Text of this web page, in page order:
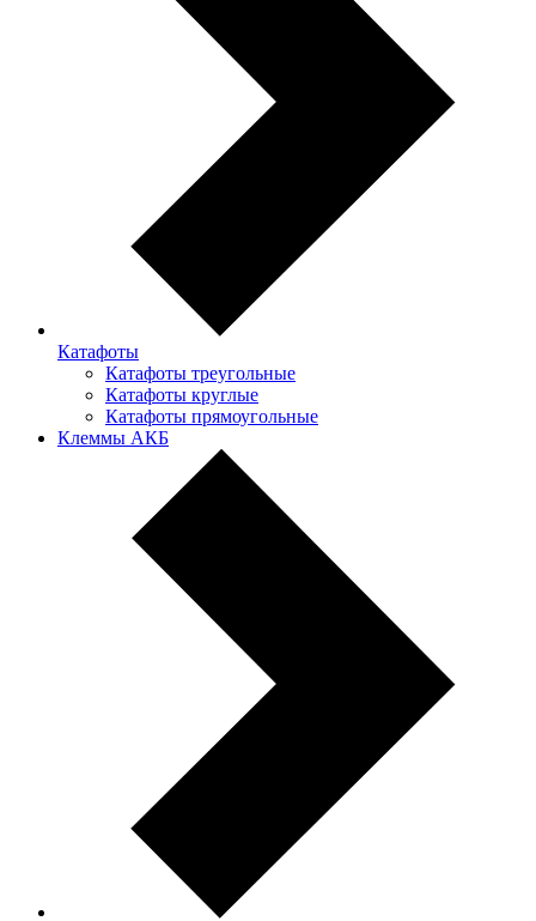
Катафоты
Катафоты треугольные
Катафоты круглые
Катафоты прямоугольные
Клеммы АКБ